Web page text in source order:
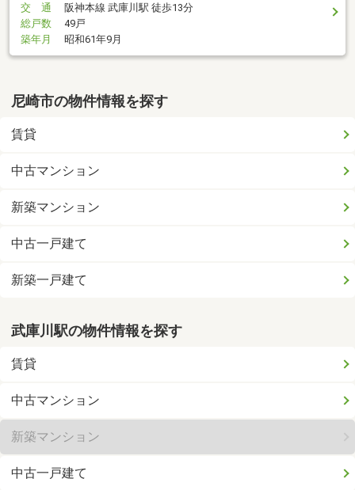
交 通
阪神本線 武庫川駅 徒歩13分
総戸数
49戸
築年月
昭和61年9月
尼崎市の物件情報を探す
賃貸
中古マンション
新築マンション
中古一戸建て
新築一戸建て
武庫川駅の物件情報を探す
賃貸
中古マンション
新築マンション
中古一戸建て